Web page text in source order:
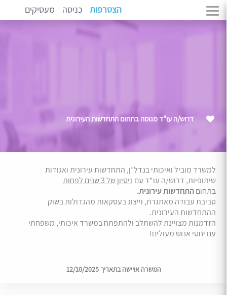
הצטרפות כניסה מעסיקים
דרוש/ה עו"ד מנוסה בתחום התחדשות העירונית
למשרד מוביל ואיכותי בנדל״ן, התחדשות עירונית ואגודות
שיתופיות, דרוש/ה עו"ד עם ניסיון של 3 שנים לפחות
בתחוםהתחדשות עירונית.
סביבת עבודה מאתגרת, וייצוג בעסקאות מהגדולות בשוק
ההתחדשות העירונית.
הזדמנות מצויינת להשתלב ולהתפתח במשרד איכותי, משפחתי
עם יחסי אנוש מעולים!
המשרה אויישה בתאריך 12/10/2025